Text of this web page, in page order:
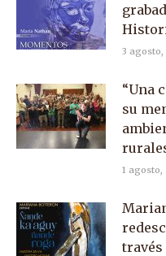
3 agosto,
“Una
su
1 agosto,
través